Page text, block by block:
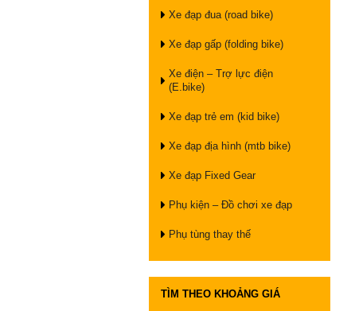
Xe đạp đua (road bike)
Xe đạp gấp (folding bike)
Xe điện – Trợ lực điện
(E.bike)
Xe đạp trẻ em (kid bike)
Xe đạp địa hình (mtb bike)
Xe đạp Fixed Gear
Phụ kiện – Đồ chơi xe đạp
Phụ tùng thay thế
TÌM THEO KHOẢNG GIÁ